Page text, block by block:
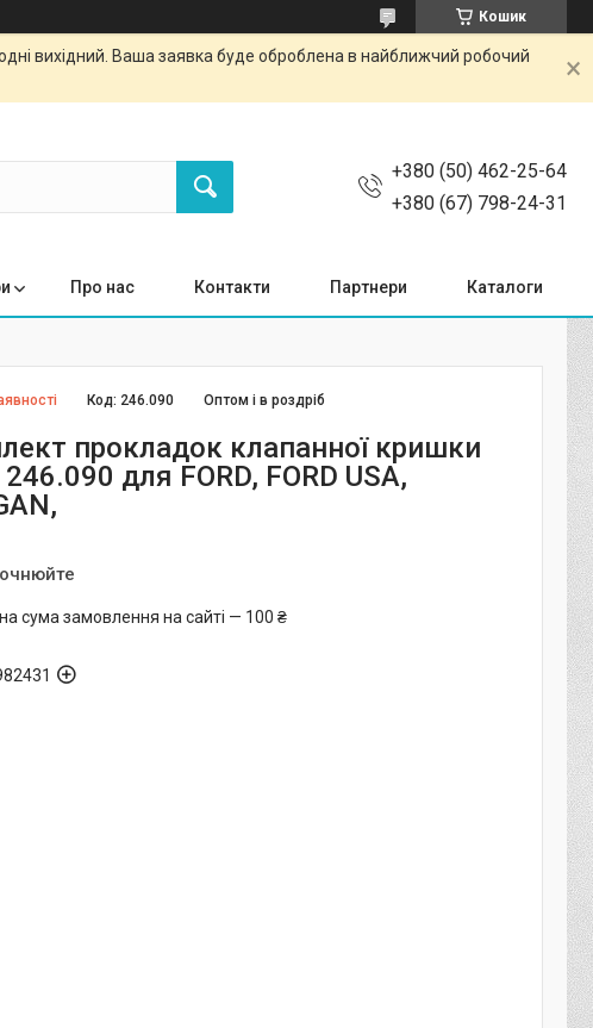
Кошик
вихідний. Ваша заявка буде оброблена в найближчий робочий
+380 (50) 462-25-64
+380 (67) 798-24-31
Про нас Контакти Партнери Каталоги
Оптом і в роздріб
Код: 246.090
прокладок клапанної кришки
для FORD, FORD USA,
сума замовлення на сайті — 100 ₴